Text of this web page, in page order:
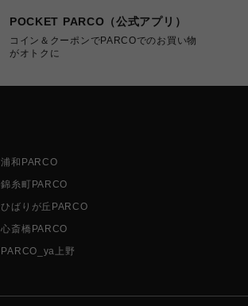
POCKET PARCO（公式アプリ）
コイン＆クーポンでPARCOでのお買い物
がオトクに
浦和PARCO
錦糸町PARCO
ひばりが丘PARCO
心斎橋PARCO
PARCO_ya上野